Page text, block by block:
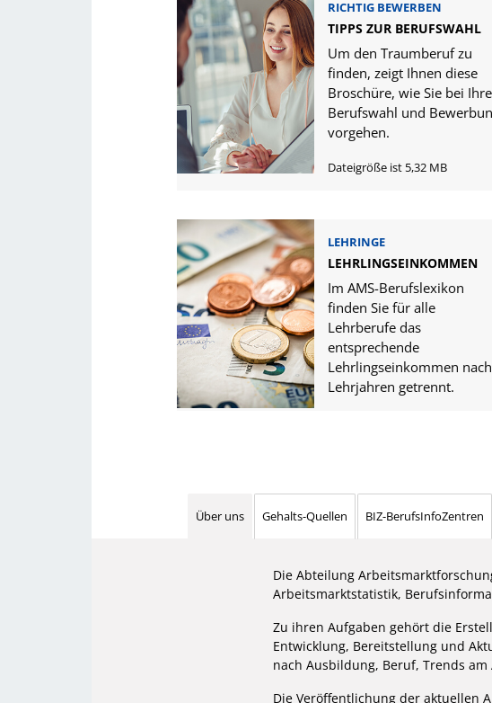
RICHTIG BEWERBEN
TIPPS ZUR BERUFSWAHL
Um den Traumberuf zu
finden, zeigt Ihnen diese
Broschüre, wie Sie bei
Berufswahl und
vorgehen.
Dateigröße ist 5,32 MB
LEHRINGE
LEHRLINGSEINKOMMEN
Im AMS-Berufslexikon
finden Sie für alle
Lehrberufe das
entsprechende
Lehrlingseinkommen nach
Lehrjahren getrennt.
Über uns Gehalts-Quellen BIZ-BerufsInfoZentren
Die Abteilung
Arbeitsmarktstatistik,
Zu ihren Aufgaben gehört die
Entwicklung, Bereitstellung und
nach Ausbildung, Beruf, Trends
Die Veröffentlichung der aktuellen